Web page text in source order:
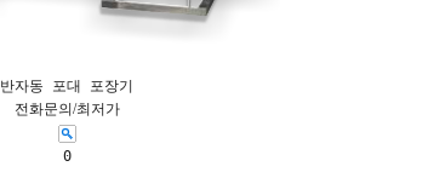
반자동 포대 포장기
전화문의/최저가
0